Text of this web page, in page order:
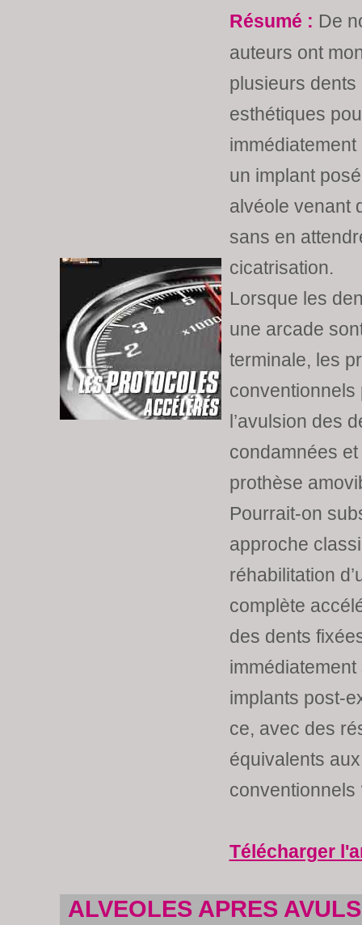
Résumé : De
auteurs ont
plusieurs
esthétiques
un implant
alvéole venant
sans en
cicatrisation.
Lorsque les
une arcade
terminale, les
conventionnels
l’avulsion des
condamnées et
prothèse
Pourrait-on
approche
réhabilitation
complète
des dents
implants post-
ce, avec des
équivalents
conventionnels
Télécharger
ALVEOLES APRES